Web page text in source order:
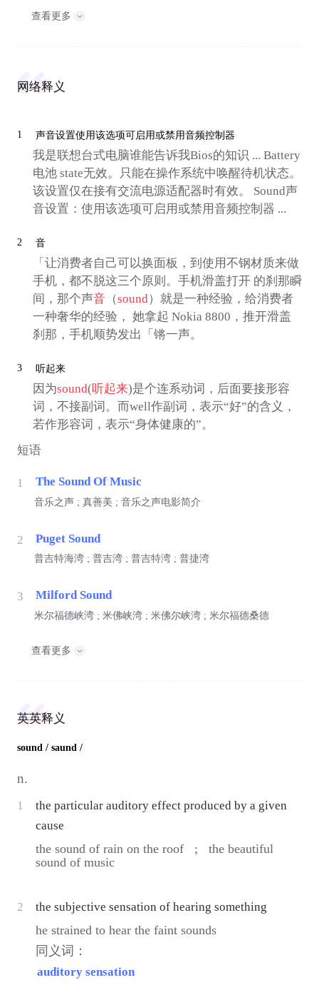
查看更多
网络释义
1 声音设置使用该选项可启用或禁用音频控制器
我是联想台式电脑谁能告诉我Bios的知识 ... Battery
电池 state无效。只能在操作系统中唤醒待机状态。
该设置仅在接有交流电源适配器时有效。 Sound声
音设置：使用该选项可启用或禁用音频控制器 ...
2 音
「让消费者自己可以换面板，到使用不钢材质来做
手机，都不脱这三个原则。手机滑盖打开 的刹那瞬
间，那个声音（sound）就是一种经验，给消费者
一种奢华的经验， 她拿起 Nokia 8800，推开滑盖
刹那，手机顺势发出「锵一声。
3 听起来
因为sound(听起来)是个连系动词，后面要接形容
词，不接副词。而well作副词，表示“好”的含义，
若作形容词，表示“身体健康的”。
短语
1 The Sound Of Music
音乐之声 ; 真善美 ; 音乐之声电影简介
2 Puget Sound
普吉特海湾 ; 普吉湾 ; 普吉特湾 ; 普捷湾
3 Milford Sound
米尔福德峡湾 ; 米佛峡湾 ; 米佛尔峡湾 ; 米尔福德桑德
查看更多
英英释义
sound / saund /
n.
1
the particular auditory effect produced by a given
cause
the sound of rain on the roof ;
the beautiful
sound of music
2 the subjective sensation of hearing something
he strained to hear the faint sounds
同义词：
auditory sensation